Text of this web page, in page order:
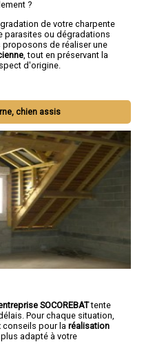
?
de votre charpente
parasites ou dégradations
de réaliser une
, tout en préservant la
d'origine.
chien assis
SOCOREBATtente
Pour chaque situation,
conseils pour la réalisation
plus adapté à votre